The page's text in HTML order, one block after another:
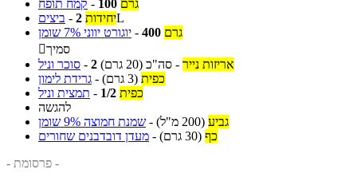
קמח תופח - 100 גרם
ביצים - 2 יחידותL
יוגורט יווני 7% שומן - 400 גרם
סמיך
סוכר וניל - 2 אריזות נייר - סה"כ (20 גרם)
גרידת לימון - כפית (3 גרם)
תמצית וניל - 1/2 כפית
להגשה
שמנת חמוצה 9% שומן - גביע (200 מ"ל)
מעדן דובדבנים שחורים - כף (30 גרם)
- פרסומת -